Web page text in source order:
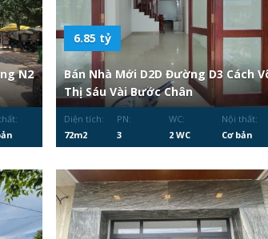
N2
6.85 tỷ
Bán Nhà Mới D2D Đường D3 Cách
Thị Sáu Vài Bước Chân
Diện tích:
72m2
PN:
3
WC:
2 WC
Nội thất:
Cơ bản